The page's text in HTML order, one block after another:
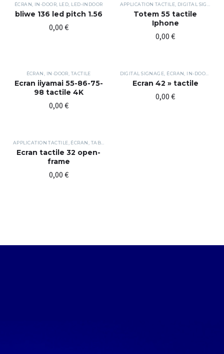
ÉCRAN IN-DOOR LED LED-INDOOR
bliwe 136 led pitch 1.56
0,00 €
APPLICATION TACTILE DIGITAL SIGNAGE
Totem 55 tactile
Iphone
0,00€
ÉCRAN IN-DOOR TACTILE
Ecran iiyamai 55-86-75-
98 tactile 4K
0,00 €
DIGITAL SIGNAGE ÉCRAN IN-DOOR
Ecran 42 » tactile
0,00€
APPLICATION TACTILE ÉCRAN TABLE TACTILE
Ecran tactile 32 open-
frame
0,00 €